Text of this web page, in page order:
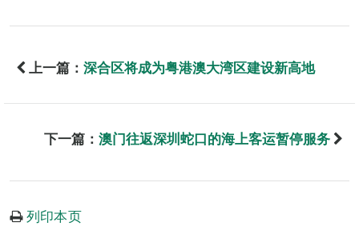
上一篇： 深合区将成为粤港澳大湾区建设新高地
下一篇： 澳门往返深圳蛇口的海上客运暂停服务
列印本页